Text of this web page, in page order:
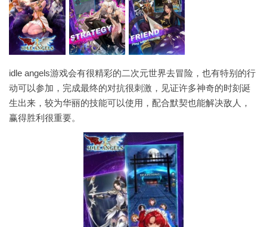
idle angels游戏会有很精彩的二次元世界去冒险，也有特别的行
动可以参加，完成最终的对抗很刺激，见证许多神奇的时刻诞
生出来，较为华丽的技能可以使用，配合默契也能解决敌人，
赢得胜利很重要。